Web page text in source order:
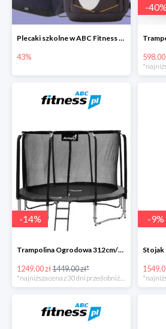
Plecaki szkolne w ABC Fitness -43%
43%
-40%
598.00
-14%
Trampolina Ogrodowa 312cm/10FT Czarna z Wewnętrzną Siatką
1249.00 zł1449.00 zł*
*najniższa cena z 30 dni przed obniżką
-9%